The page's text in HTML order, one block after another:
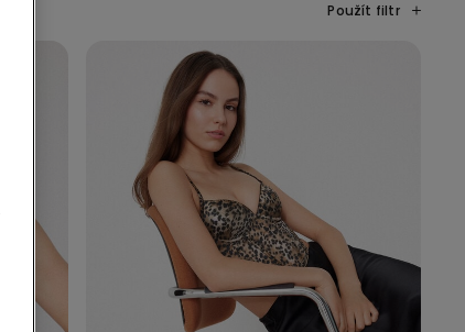
Použít filtr